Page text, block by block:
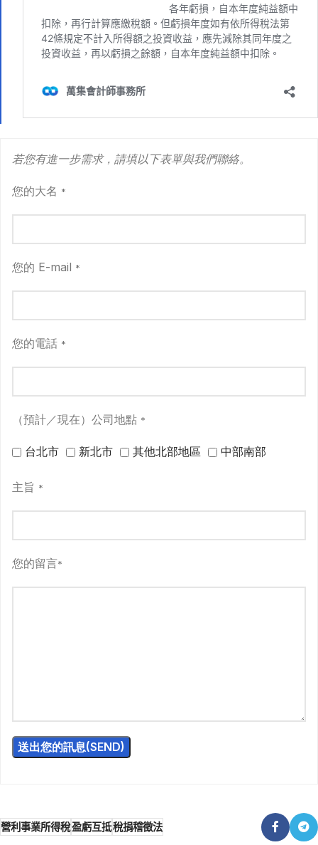
若您有進一步需求，請填以下表單與我們聯絡。
您的大名 *
您的 E-mail *
您的電話 *
（預計／現在）公司地點 *
台北市 新北市 其他北部地區 中部南部
主旨 *
您的留言*
營利事業所得稅盈虧互抵稅捐稽徵法